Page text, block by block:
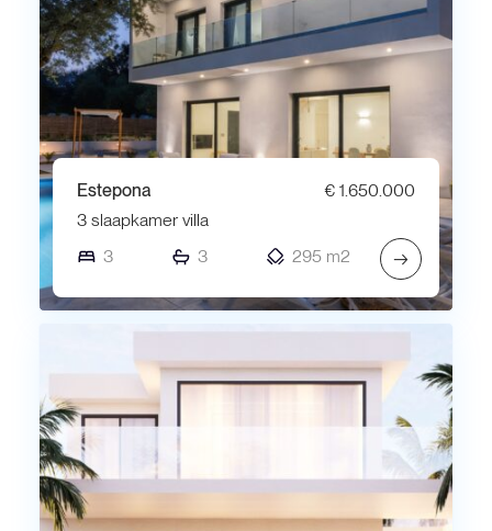
Estepona
€ 1.650.000
3 slaapkamer villa
3
3 295 m2 →